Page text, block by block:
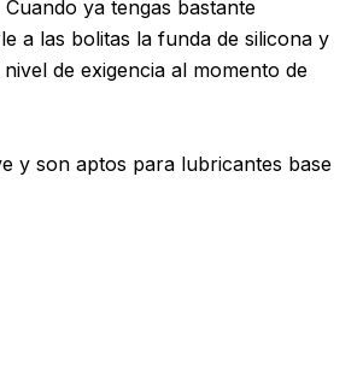
ya tengas bastante
a las bolitas la funda de silicona y
de exigencia al momento de
y son aptos para lubricantes base